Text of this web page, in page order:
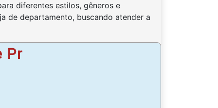
diferentes estilos, gêneros e
de departamento, buscando atender a
Pr